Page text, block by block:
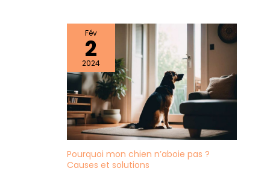
Fév
2
2024
Pourquoi mon chien n’aboie pas ?
Causes et solutions